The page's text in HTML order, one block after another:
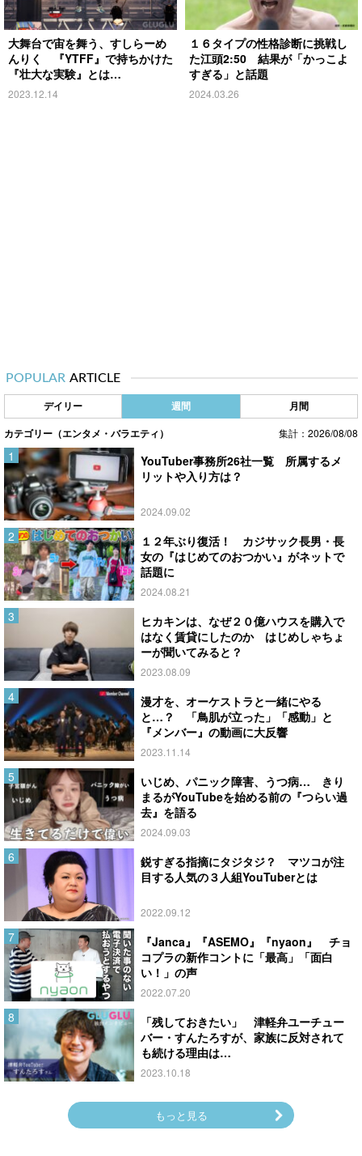
大舞台で宙を舞う、すしらーめ
んりく 『YTFF』で持ちかけた
『壮大な実験』とは…
2023.12.14
１６タイプの性格診断に挑戦し
た江頭2:50 結果が「かっこよ
すぎる」と話題
2024.03.26
POPULAR ARTICLE
デイリー 週間 月間
カテゴリー（エンタメ・バラエティ） 集計：2026/08/08
YouTuber事務所26社一覧 所属するメ
リットや入り方は？
2024.09.02
１２年ぶり復活！ カジサック長男・長
女の『はじめてのおつかい』がネットで
話題に
2024.08.21
ヒカキンは、なぜ２０億ハウスを購入で
はなく賃貸にしたのか はじめしゃちょ
ーが聞いてみると？
2023.08.09
漫才を、オーケストラと一緒にやる
と…？ 「鳥肌が立った」「感動」と
『メンバー』の動画に大反響
2023.11.14
いじめ、パニック障害、うつ病… きり
まるがYouTubeを始める前の『つらい過
去』を語る
2024.09.03
鋭すぎる指摘にタジタジ？ マツコが注
目する人気の３人組YouTuberとは
2022.09.12
『Janca』『ASEMO』『nyaon』 チョ
コプラの新作コントに「最高」「面白
い！」の声
2022.07.20
「残しておきたい」 津軽弁ユーチュー
バー・すんたろすが、家族に反対されて
も続ける理由は…
2023.10.18
もっと見る